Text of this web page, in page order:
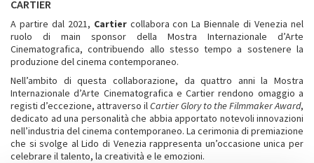
CARTIER
A partire dal 2021, Cartiercollabora con La Biennale di Venezia nel
ruolo di main sponsor della Mostra Internazionale d’Arte
Cinematografica, contribuendo allo stesso tempo a sostenere la
produzione del cinema contemporaneo.
Nell’ambito di questa collaborazione, da quattro anni la Mostra
Internazionale d’Arte Cinematografica e Cartier rendono omaggio a
registi d’eccezione, attraverso ilCartier Glory to the Filmmaker Award,
dedicato ad una personalità che abbia apportato notevoli innovazioni
nell’industria del cinema contemporaneo. La cerimonia di premiazione
che si svolge al Lido di Venezia rappresenta un’occasione unica per
celebrare il talento, la creatività e le emozioni.